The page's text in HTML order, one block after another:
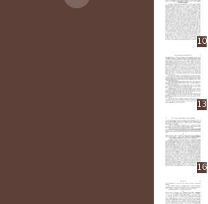
10
13
16